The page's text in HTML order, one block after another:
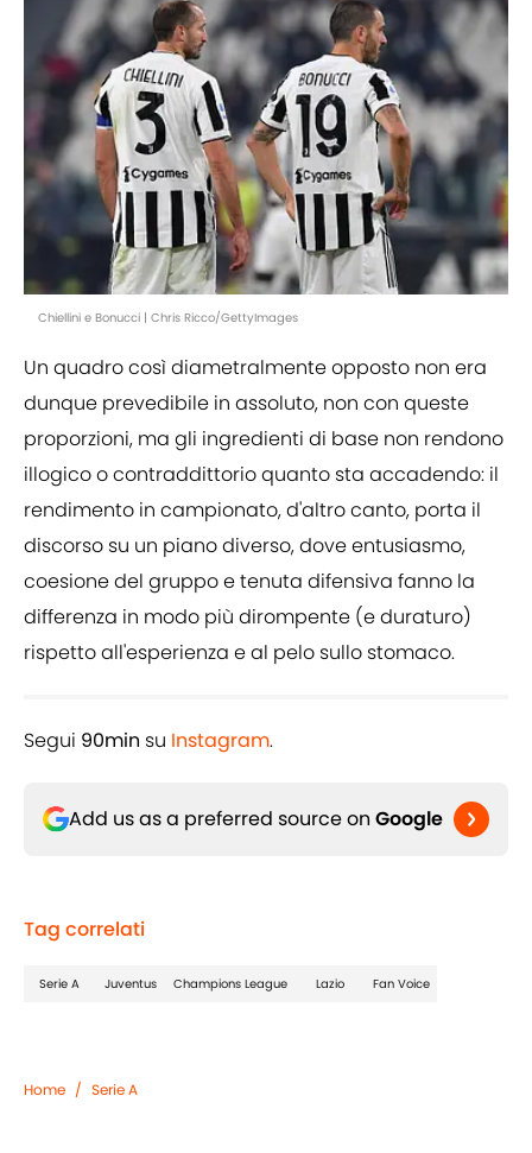
Chiellini e Bonucci | Chris Ricco/GettyImages
Un quadro così diametralmente opposto non era
dunque prevedibile in assoluto, non con queste
proporzioni, ma gli ingredienti di base non rendono
illogico o contraddittorio quanto sta accadendo: il
rendimento in campionato, d'altro canto, porta il
discorso su un piano diverso, dove entusiasmo,
coesione del gruppo e tenuta difensiva fanno la
differenza in modo più dirompente (e duraturo)
rispetto all'esperienza e al pelo sullo stomaco.
Segui 90min su Instagram.
Add us as a preferred source on Google
Tag correlati
Serie A Juventus Champions League Lazio Fan Voice
Home / Serie A